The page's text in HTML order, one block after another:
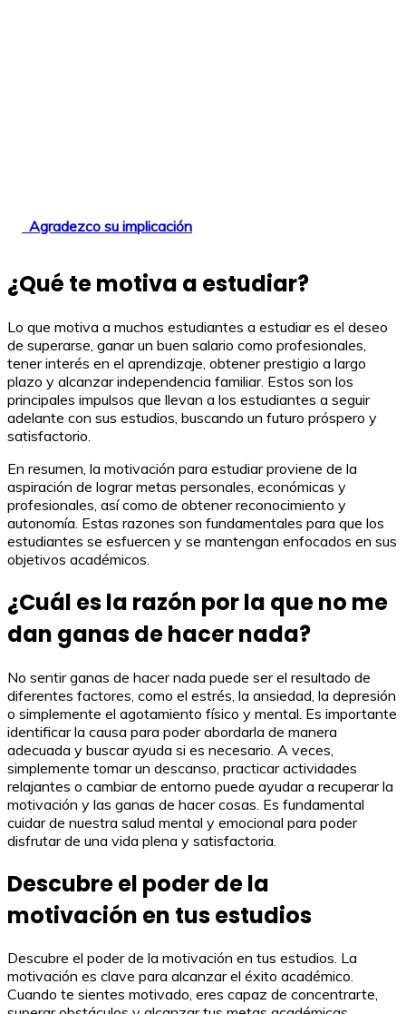
Agradezco su implicación
¿Qué te motiva a estudiar?
Lo que motiva a muchos estudiantes a estudiar es el deseo
de superarse, ganar un buen salario como profesionales,
tener interés en el aprendizaje, obtener prestigio a largo
plazo y alcanzar independencia familiar. Estos son los
principales impulsos que llevan a los estudiantes a seguir
adelante con sus estudios, buscando un futuro próspero y
satisfactorio.
En resumen, la motivación para estudiar proviene de la
aspiración de lograr metas personales, económicas y
profesionales, así como de obtener reconocimiento y
autonomía. Estas razones son fundamentales para que los
estudiantes se esfuercen y se mantengan enfocados en sus
objetivos académicos.
¿Cuál es la razón por la que no me
dan ganas de hacer nada?
No sentir ganas de hacer nada puede ser el resultado de
diferentes factores, como el estrés, la ansiedad, la depresión
o simplemente el agotamiento físico y mental. Es importante
identificar la causa para poder abordarla de manera
adecuada y buscar ayuda si es necesario. A veces,
simplemente tomar un descanso, practicar actividades
relajantes o cambiar de entorno puede ayudar a recuperar la
motivación y las ganas de hacer cosas. Es fundamental
cuidar de nuestra salud mental y emocional para poder
disfrutar de una vida plena y satisfactoria.
Descubre el poder de la
motivación en tus estudios
Descubre el poder de la motivación en tus estudios. La
motivación es clave para alcanzar el éxito académico.
Cuando te sientes motivado, eres capaz de concentrarte,